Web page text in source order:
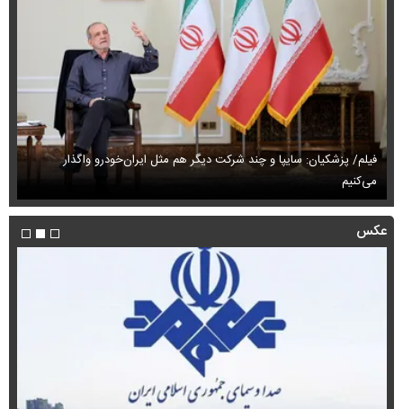
فیلم/ پزشکیان: سایپا و چند شرکت دیگر هم مثل ایران‌خودرو واگذار
می‌کنیم
عکس